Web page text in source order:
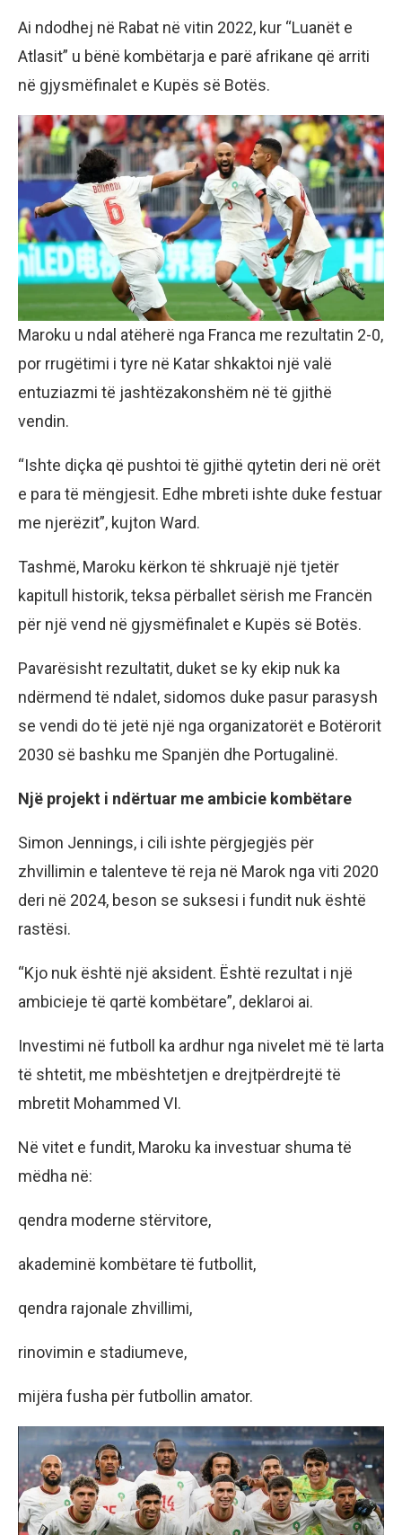
Ai ndodhej në Rabat në vitin 2022, kur “Luanët e
Atlasit” u bënë kombëtarja e parë afrikane që arriti
në gjysmëfinalet e Kupës së Botës.
Maroku u ndal atëherë nga Franca me rezultatin 2-0,
por rrugëtimi i tyre në Katar shkaktoi një valë
entuziazmi të jashtëzakonshëm në të gjithë
vendin.
“Ishte diçka që pushtoi të gjithë qytetin deri në orët
e para të mëngjesit. Edhe mbreti ishte duke festuar
me njerëzit”, kujton Ward.
Tashmë, Maroku kërkon të shkruajë një tjetër
kapitull historik, teksa përballet sërish me Francën
për një vend në gjysmëfinalet e Kupës së Botës.
Pavarësisht rezultatit, duket se ky ekip nuk ka
ndërmend të ndalet, sidomos duke pasur parasysh
se vendi do të jetë një nga organizatorët e Botërorit
2030 së bashku me Spanjën dhe Portugalinë.
Një projekt i ndërtuar me ambicie kombëtare
Simon Jennings, i cili ishte përgjegjës për
zhvillimin e talenteve të reja në Marok nga viti 2020
deri në 2024, beson se suksesi i fundit nuk është
rastësi.
“Kjo nuk është një aksident. Është rezultat i një
ambicieje të qartë kombëtare”, deklaroi ai.
Investimi në futboll ka ardhur nga nivelet më të larta
të shtetit, me mbështetjen e drejtpërdrejtë të
mbretit Mohammed VI.
Në vitet e fundit, Maroku ka investuar shuma të
mëdha në:
qendra moderne stërvitore,
akademinë kombëtare të futbollit,
qendra rajonale zhvillimi,
rinovimin e stadiumeve,
mijëra fusha për futbollin amator.